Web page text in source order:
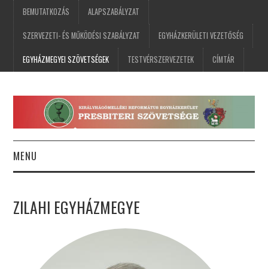
BEMUTATKOZÁS ALAPSZABÁLYZAT
SZERVEZETI- ÉS MŰKÖDÉSI SZABÁLYZAT EGYHÁZKERÜLETI VEZETŐSÉG
EGYHÁZMEGYEI SZÖVETSÉGEK TESTVÉRSZERVEZETEK CÍMTÁR
MENU
HÍREK
ESEMÉNYNAPTÁR
ZILAHI EGYHÁZMEGYE